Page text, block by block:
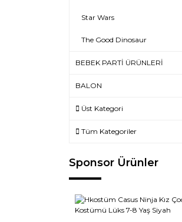
Star Wars
The Good Dinosaur
BEBEK PARTİ ÜRÜNLERİ
BALON
Üst Kategori
Tüm Kategoriler
Sponsor Ürünler